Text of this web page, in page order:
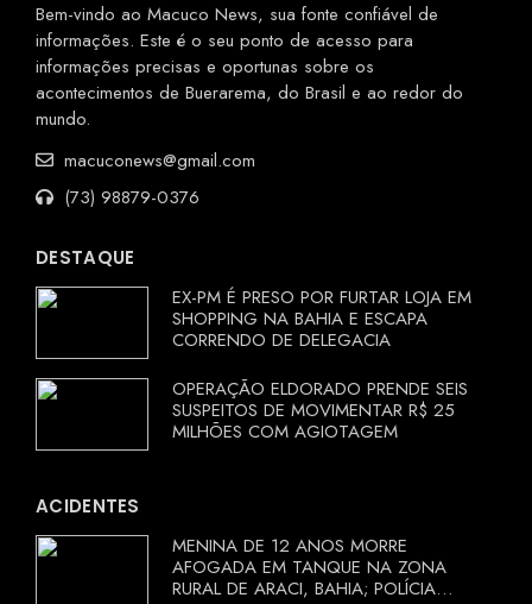
Bem-vindo ao Macuco News, sua fonte confiável de
informações. Este é o seu ponto de acesso para
informações precisas e oportunas sobre os
acontecimentos de Buerarema, do Brasil e ao redor do
mundo.
macuconews@gmail.com
(73) 98879-0376
DESTAQUE
EX-PM É PRESO POR FURTAR LOJA EM
SHOPPING NA BAHIA E ESCAPA
CORRENDO DE DELEGACIA
OPERAÇÃO ELDORADO PRENDE SEIS
SUSPEITOS DE MOVIMENTAR R$ 25
MILHÕES COM AGIOTAGEM
ACIDENTES
MENINA DE 12 ANOS MORRE
AFOGADA EM TANQUE NA ZONA
RURAL DE ARACI, BAHIA; POLÍCIA